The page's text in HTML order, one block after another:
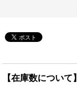
【在庫数について】